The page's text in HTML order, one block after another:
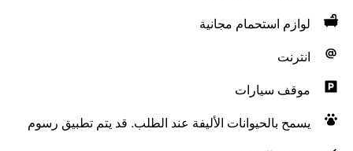
لوازم استحمام مجانية
انترنت
موقف سيارات
يسمح بالحيوانات الأليفة عند الطلب. قد يتم تطبيق رسوم